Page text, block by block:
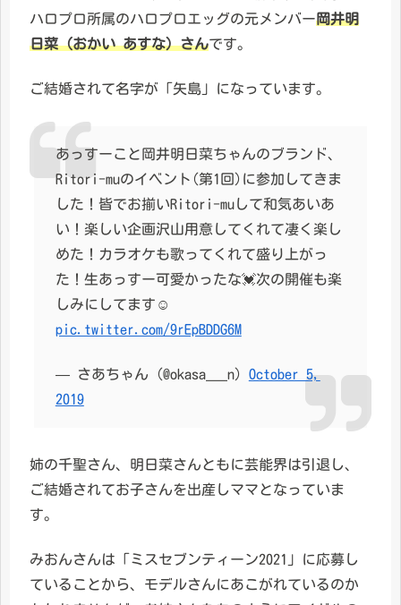
ハロプロ所属のハロプロエッグの元メンバー岡井明
日菜（おかい あすな）さんです。
ご結婚されて名字が「矢島」になっています。
あっすーこと岡井明日菜ちゃんのブランド、
Ritori-muのイベント(第1回)に参加してきま
した！皆でお揃いRitori-muして和気あいあ
い！楽しい企画沢山用意してくれて凄く楽し
めた！カラオケも歌ってくれて盛り上がっ
た！生あっすー可愛かったな💓次の開催も楽
しみにしてます☺️
pic.twitter.com/9rEpBDDG6M
— さあちゃん (@okasa___n) October 5,
2019
姉の千聖さん、明日菜さんともに芸能界は引退し、
ご結婚されてお子さんを出産しママとなっていま
す。
みおんさんは「ミスセブンティーン2021」に応募し
ていることから、モデルさんにあこがれているのか